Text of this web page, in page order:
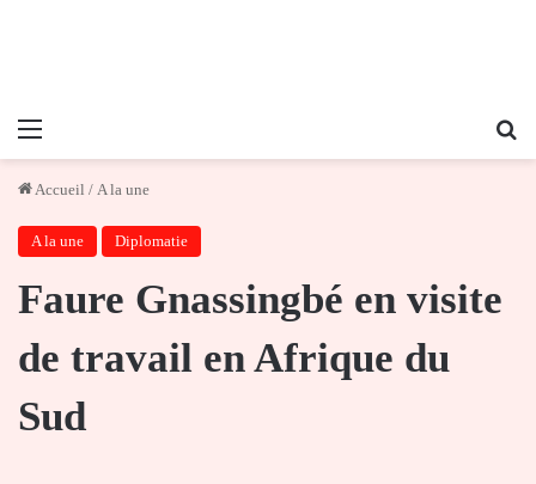
Menu
Accueil / A la une
A la une Diplomatie
Faure Gnassingbé en visite
de travail en Afrique du
Sud